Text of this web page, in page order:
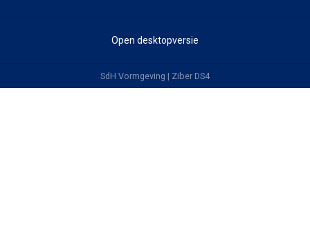
Open desktopversie
SdH Vormgeving | Ziber DS4